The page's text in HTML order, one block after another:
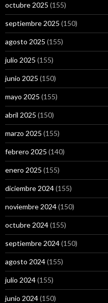
octubre 2025 (155)
septiembre 2025 (150)
agosto 2025 (155)
julio 2025 (155)
junio 2025 (150)
mayo 2025 (155)
abril 2025 (150)
marzo 2025 (155)
febrero 2025 (140)
enero 2025 (155)
diciembre 2024(155)
noviembre 2024(150)
octubre 2024(155)
septiembre 2024(150)
agosto 2024(155)
julio 2024(155)
junio 2024(150)